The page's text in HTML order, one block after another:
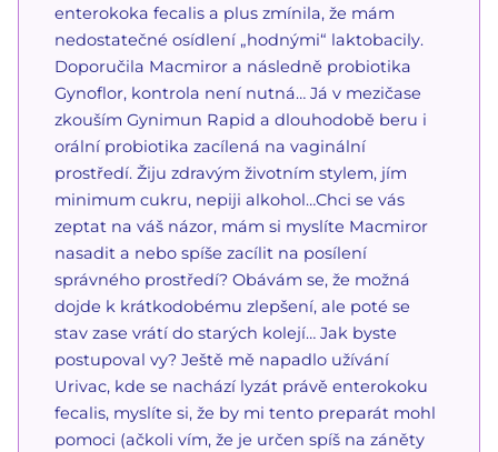
enterokoka fecalis a plus zmínila, že mám
nedostatečné osídlení „hodnými“ laktobacily.
Doporučila Macmiror a následně probiotika
Gynoflor, kontrola není nutná… Já v mezičase
zkouším Gynimun Rapid a dlouhodobě beru i
orální probiotika zacílená na vaginální
prostředí. Žiju zdravým životním stylem, jím
minimum cukru, nepiji alkohol…Chci se vás
zeptat na váš názor, mám si myslíte Macmiror
nasadit a nebo spíše zacílit na posílení
správného prostředí? Obávám se, že možná
dojde k krátkodobému zlepšení, ale poté se
stav zase vrátí do starých kolejí… Jak byste
postupoval vy? Ještě mě napadlo užívání
Urivac, kde se nachází lyzát právě enterokoku
fecalis, myslíte si, že by mi tento preparát mohl
pomoci (ačkoli vím, že je určen spíš na záněty